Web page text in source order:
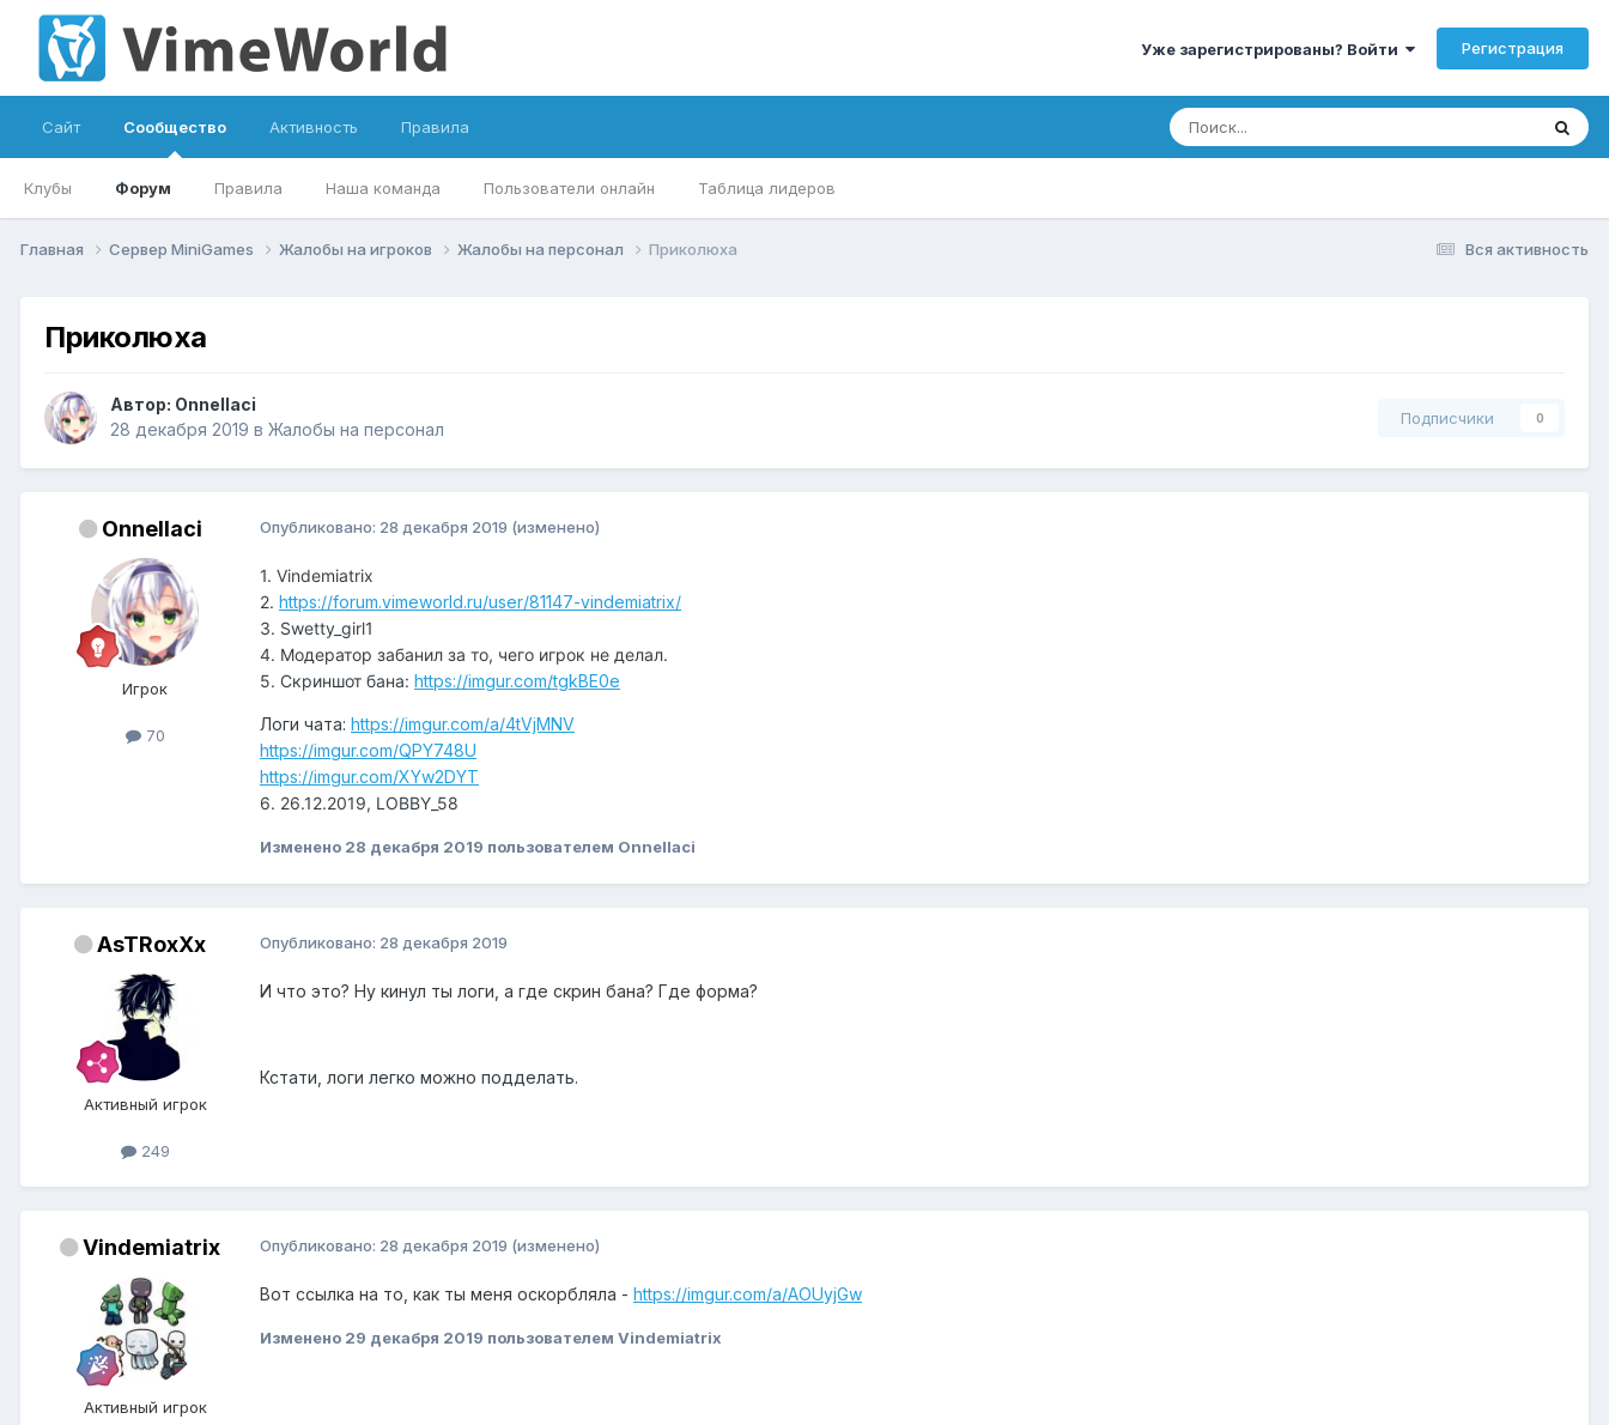
Уже зарегистрированы? Войти Регистрация
Сайт Сообщество
Клубы Форум Правила Наша команда Пользователи онлайн Таблица лидеров
Активность Правила
Вся активность
Главная Сервер MiniGames Жалобы на игроков Жалобы на персонал Приколюха
Приколюха
Автор: Onnellaci
28 декабря 2019 в Жалобы на персонал
Подписчики 0
Onnellaci
Игрок
70
Опубликовано: 28 декабря 2019 (изменено)
1. Vindemiatrix
2. https://forum.vimeworld.ru/user/81147-vindemiatrix/
3. Swetty_girl1
4. Модератор забанил за то, чего игрок не делал.
5. Скриншот бана: https://imgur.com/tgkBE0e
Логи чата: https://imgur.com/a/4tVjMNV
https://imgur.com/QPY748U
https://imgur.com/XYw2DYT
6. 26.12.2019, LOBBY_58
Изменено 28 декабря 2019 пользователем Onnellaci
AsTRoxXx
Активный игрок
249
Опубликовано: 28 декабря 2019
И что это? Ну кинул ты логи, а где скрин бана? Где форма?
Кстати, логи легко можно подделать.
Vindemiatrix
Активный игрок
Опубликовано: 28 декабря 2019 (изменено)
Вот ссылка на то, как ты меня оскорбляла - https://imgur.com/a/AOUyjGw
Изменено 29 декабря 2019 пользователем Vindemiatrix